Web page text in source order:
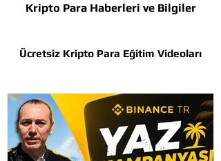
Ücretsiz Kripto Para Eğitim Videoları
Kripto Para Haberleri ve Bilgiler